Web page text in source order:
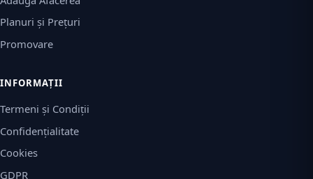
Planuri și Prețuri
Promovare
INFORMAȚII
Termeni și Condiții
Confidențialitate
Cookies
GDPR